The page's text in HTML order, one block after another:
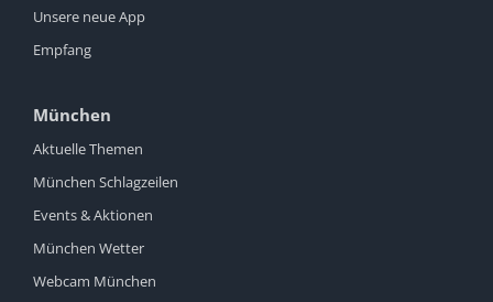
Unsere neue App
Empfang
München
Aktuelle Themen
München Schlagzeilen
Events & Aktionen
München Wetter
Webcam München